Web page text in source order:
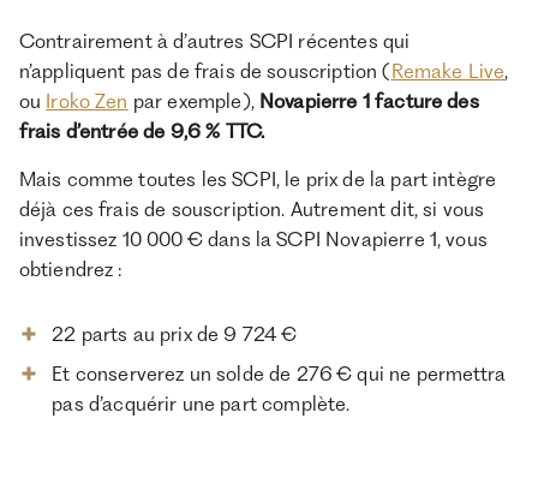
Contrairement à d’autres SCPI récentes qui
n’appliquent pas de frais de souscription (Remake Live,
ou Iroko Zen par exemple), Novapierre 1 facture des
frais d’entrée de 9,6 % TTC.
Mais comme toutes les SCPI, le prix de la part intègre
déjà ces frais de souscription. Autrement dit, si vous
investissez 10 000 € dans la SCPI Novapierre 1, vous
obtiendrez :
22 parts au prix de 9 724 €
Et conserverez un solde de 276 € qui ne permettra
pas d’acquérir une part complète.